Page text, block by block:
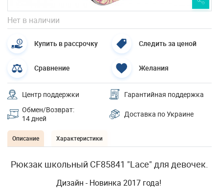
Нет в наличии
Купить в рассрочку Следить за ценой
Сравнение Желания
Центр поддержки
Гарантийная поддержка
Обмен/Возврат:
14 дней
Доставка по Украине
Описание Характеристики
Рюкзак школьный CF85841 "Lace" для девочек.
Дизайн - Новинка 2017 года!